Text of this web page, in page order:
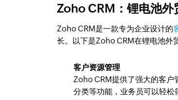
Zoho CRM：锂电池外
Zoho CRM是一款专为企业设计的
长。以下是Zoho CRM在锂电池外
客户资源管理
Zoho CRM提供了强大的客户
分类等功能，业务员可以轻